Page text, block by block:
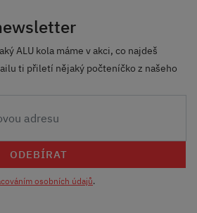
ALU kola máme v akci, co najdeš
ti přiletí nějaký počteníčko z našeho
ODEBÍRAT
osobních údajů.